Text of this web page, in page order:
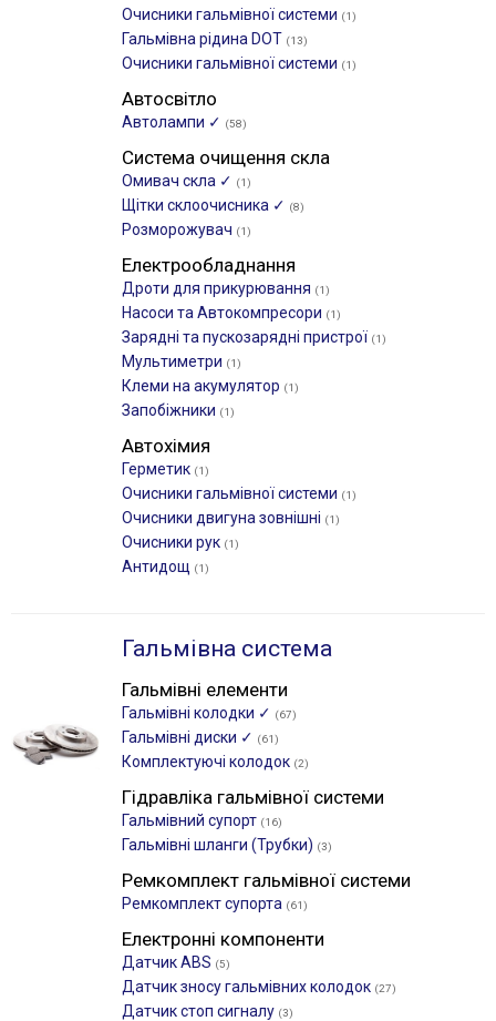
Очисники гальмівної системи (1)
Гальмівна рідина DOT (13)
Очисники гальмівної системи (1)
Автосвітло
Автолампи ✓ (58)
Система очищення скла
Омивач скла ✓ (1)
Щітки склоочиcника ✓ (8)
Розморожувач (1)
Електрообладнання
Дроти для прикурювання (1)
Насоси та Автокомпресори (1)
Зарядні та пускозарядні пристрої (1)
Мультиметри (1)
Клеми на акумулятор (1)
Запобіжники (1)
Автохімия
Герметик (1)
Очисники гальмівної системи (1)
Очисники двигуна зовнішні (1)
Очисники рук (1)
Антидощ (1)
Гальмівна система
Гальмівні елементи
Гальмівні колодки ✓ (67)
Гальмівні диски ✓ (61)
Комплектуючі колодок (2)
Гідравліка гальмівної системи
Гальмівний супорт (16)
Гальмівні шланги (Трубки) (3)
Ремкомплект гальмівної системи
Ремкомплект супорта (61)
Електронні компоненти
Датчик ABS (5)
Датчик зносу гальмівних колодок (27)
Датчик стоп сигналу (3)